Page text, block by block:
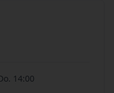
14:00